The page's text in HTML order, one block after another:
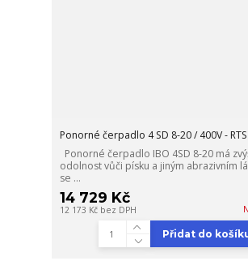
Ponorné čerpadlo 4 SD 8-20 / 400V - RTS
Ponorné čerpadlo IBO 4SD 8-20 má
odolnost vůči písku a jiným abrazivním
se ...
14 729 Kč
12 173 Kč bez DPH
Přidat do